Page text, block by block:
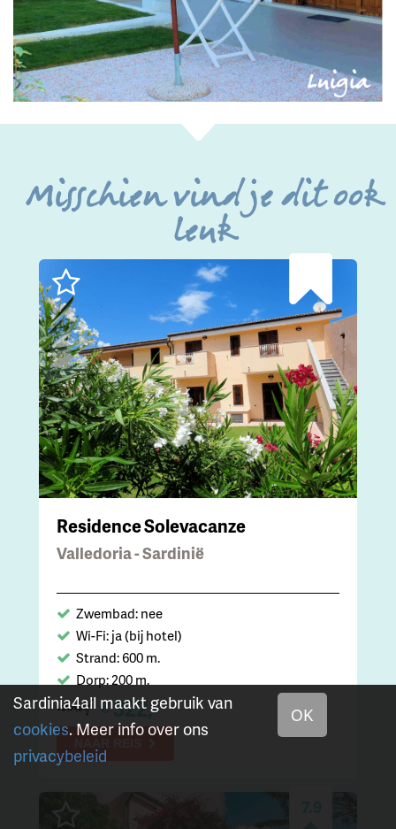
Misschien vind je dit ook
leuk
Residence Solevacanze
Valledoria - Sardinië
Zwembad: nee
Wi-Fi: ja (bij hotel)
Strand: 600 m.
Dorp: 200 m.
vanaf € 322,-
Sardinia4all maakt gebruik van
cookies. Meer info over ons
privacybeleid
OK